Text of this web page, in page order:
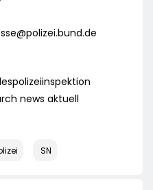
news aktuell
SN